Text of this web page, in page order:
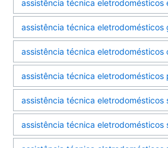
assistência técnica eletrodomésticos
assistência técnica eletrodomésticos
assistência técnica eletrodomésticos
assistência técnica eletrodomésticos
assistência técnica eletrodomésticos
assistência técnica eletrodomésticos